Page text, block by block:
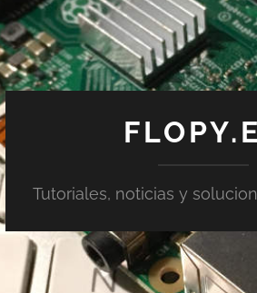
Tutoriales, noticias y